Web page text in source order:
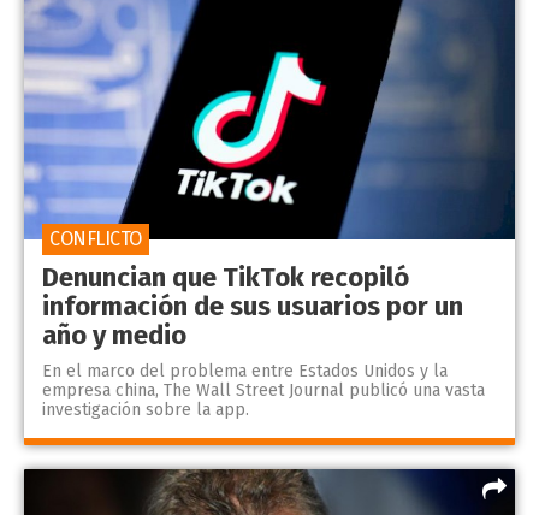
Denuncian que TikTok recopiló
información de sus usuarios por un
año y medio
En el marco del problema entre Estados Unidos y la
empresa china, The Wall Street Journal publicó una vasta
investigación sobre la app.
CONFLICTO